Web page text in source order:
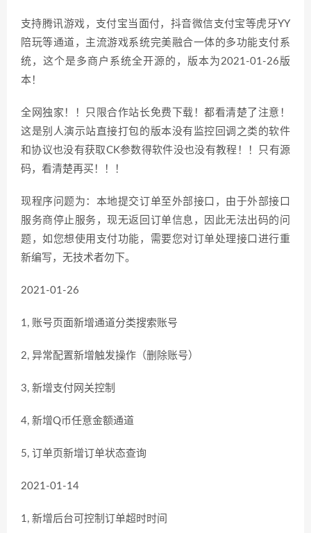
支持腾讯游戏，支付宝当面付，抖音微信支付宝等虎牙YY
陪玩等通道，主流游戏系统完美融合一体的多功能支付系
统，这个是多商户系统全开源的，版本为2021-01-26版
本！
全网独家！！只限合作站长免费下载！都看清楚了注意！
这是别人演示站直接打包的版本没有监控回调之类的软件
和协议也没有获取CK参数得软件没也没有教程！！只有源
码，看清楚再买！！！
现程序问题为：本地提交订单至外部接口，由于外部接口
服务商停止服务，现无返回订单信息，因此无法出码的问
题，如您想使用支付功能，需要您对订单处理接口进行重
新编写，无技术者勿下。
2021-01-26
1, 账号页面新增通道分类搜索账号
2, 异常配置新增触发操作（删除账号）
3, 新增支付网关控制
4, 新增Q币任意金额通道
5, 订单页新增订单状态查询
2021-01-14
1, 新增后台可控制订单超时时间